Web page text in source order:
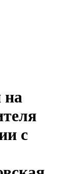
на
с